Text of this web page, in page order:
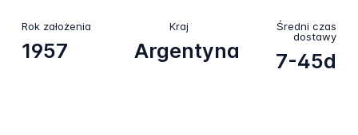
Rok założenia
1957
Kraj
Argentyna
Średni czas
dostawy
7-45d